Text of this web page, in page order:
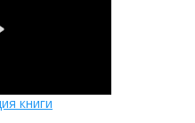
книги